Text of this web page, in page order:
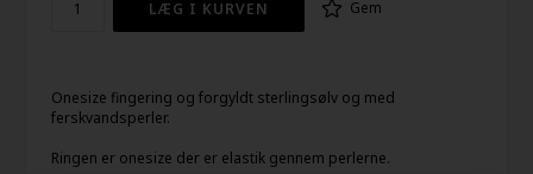
Gem
Onesize fingering og forgyldt sterlingsølv og med
ferskvandsperler.
Ringen er onesize der er elastik gennem perlerne.